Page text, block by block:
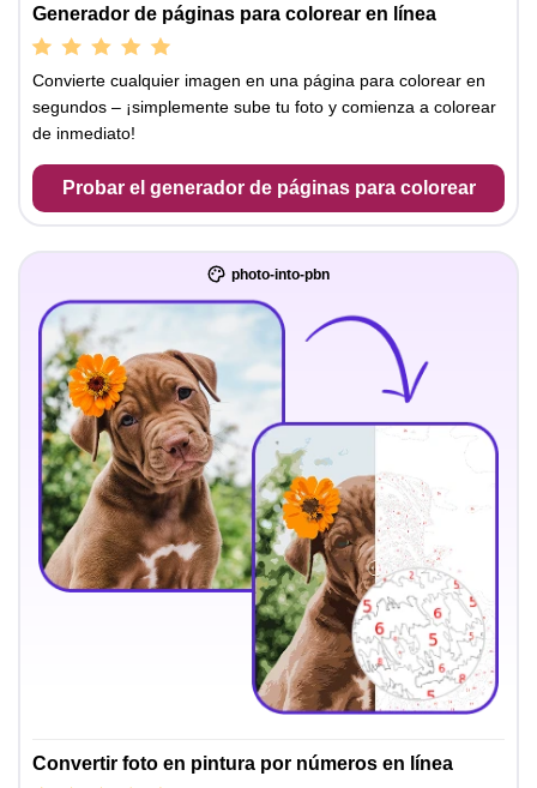
Generador de páginas para colorear en línea
Convierte cualquier imagen en una página para colorear en
segundos – ¡simplemente sube tu foto y comienza a colorear
de inmediato!
Probar el generador de páginas para colorear
photo-into-pbn
Convertir foto en pintura por números en línea